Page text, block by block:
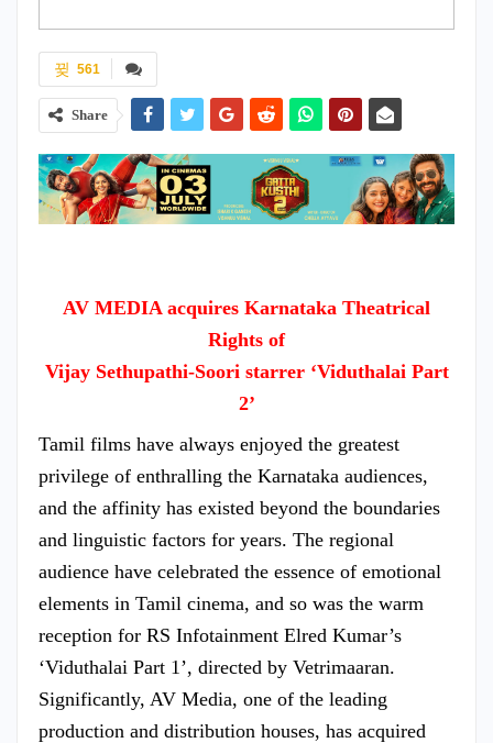
561
Share
AV MEDIA acquires Karnataka Theatrical
Rights of
Vijay Sethupathi-Soori starrer ‘Viduthalai Part
2’
Tamil films have always enjoyed the greatest
privilege of enthralling the Karnataka audiences,
and the affinity has existed beyond the boundaries
and linguistic factors for years. The regional
audience have celebrated the essence of emotional
elements in Tamil cinema, and so was the warm
reception for RS Infotainment Elred Kumar’s
‘Viduthalai Part 1’, directed by Vetrimaaran.
Significantly, AV Media, one of the leading
production and distribution houses, has acquired